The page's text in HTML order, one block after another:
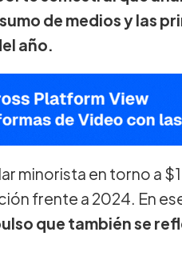
de medios y las
año.
minorista en torno a
frente a 2024. En
que también se